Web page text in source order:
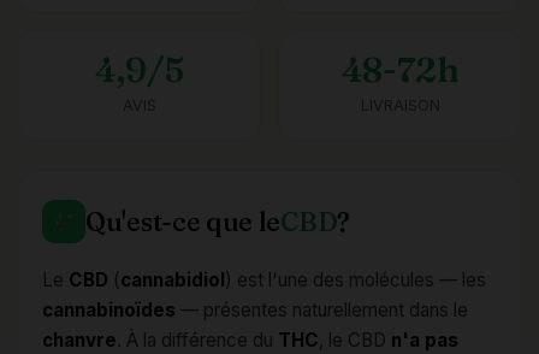
4,9/5
AVIS
48-72h
LIVRAISON
Qu'est-ce que leCBD?
Le CBD (cannabidiol ) est l'une des molécules — les
cannabinoïdes — présentes naturellement dans le
chanvre. À la différence du THC, le CBD n'a pas